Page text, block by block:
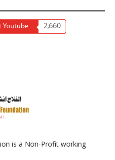
Youtube 2,660
is a Non-Profit working